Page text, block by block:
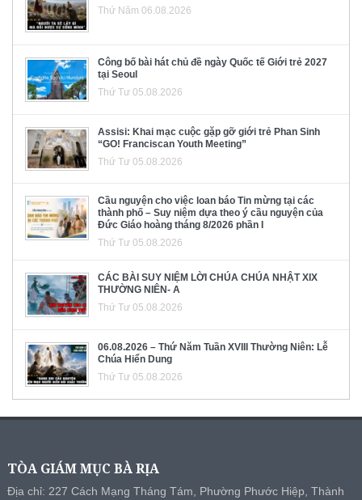
Thứ Năm 06.08.2026
Công bố bài hát chủ đề ngày Quốc tế Giới trẻ 2027
tại Seoul
Thứ Tư 05.08.2026
Assisi: Khai mạc cuộc gặp gỡ giới trẻ Phan Sinh
“GO! Franciscan Youth Meeting”
Thứ Tư 05.08.2026
Cầu nguyện cho việc loan báo Tin mừng tại các
thành phố – Suy niệm dựa theo ý cầu nguyện của
Đức Giáo hoàng tháng 8/2026 phần I
Thứ Tư 05.08.2026
CÁC BÀI SUY NIỆM LỜI CHÚA CHÚA NHẬT XIX
THƯỜNG NIÊN- A
Thứ Tư 05.08.2026
06.08.2026 – Thứ Năm Tuần XVIII Thường Niên: Lễ
Chúa Hiển Dung
Thứ Tư 05.08.2026
TÒA GIÁM MỤC BÀ RỊA
Địa chỉ: 227 Cách Mạng Tháng Tám, Phường Phước Hiệp, Thành